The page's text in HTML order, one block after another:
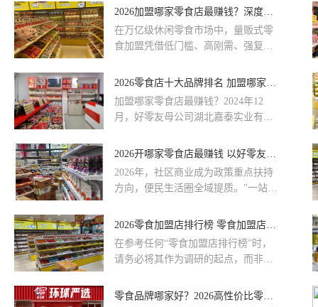
2026加盟哪家零食店最赚钱？深度解析高性价比优选：好零友零食店
在万亿级休闲零食市场中，量贩式零
食加盟凭借低门槛、高刚需、强复购
道。而 “加盟哪家零食店最赚钱”，核
回报比、总部扶持力度、单店盈利稳
定性三大关键指标。
2026零食店十大品牌排名 加盟哪家零食店最赚钱
加盟哪家零食店最赚钱？2024年12
月，好零友母公司湖北嘉泰实业有限
融资，由深圳市世纪银龙投资发展有
资者看好好零友“新派零售+严选品质
+量贩模式”的打法，也为品牌未来的
力。
2026开哪家零食店最赚钱 以好零友品牌为例深度解析与创业指南
2026年，社区商业成为政策重点扶持
方向，便民生活圈全域提质。"一站式
稳定、租金低、复购高。好零友深耕
围绕家庭客群设计：日常刚需零食
+健康轻食+儿童零食全覆盖，组合套
区域严格保护，杜绝内耗，你的客流
2026零食加盟店排行榜 零食加盟店有哪些 好零友零食店加盟口碑如何
在参考任何“零食加盟店排行榜”时，
请务必将其作为调研的起点，而非终
行详尽的加盟咨询，实地考察其现有
零食品牌哪家好？2026高性价比零食加盟品牌实测推荐